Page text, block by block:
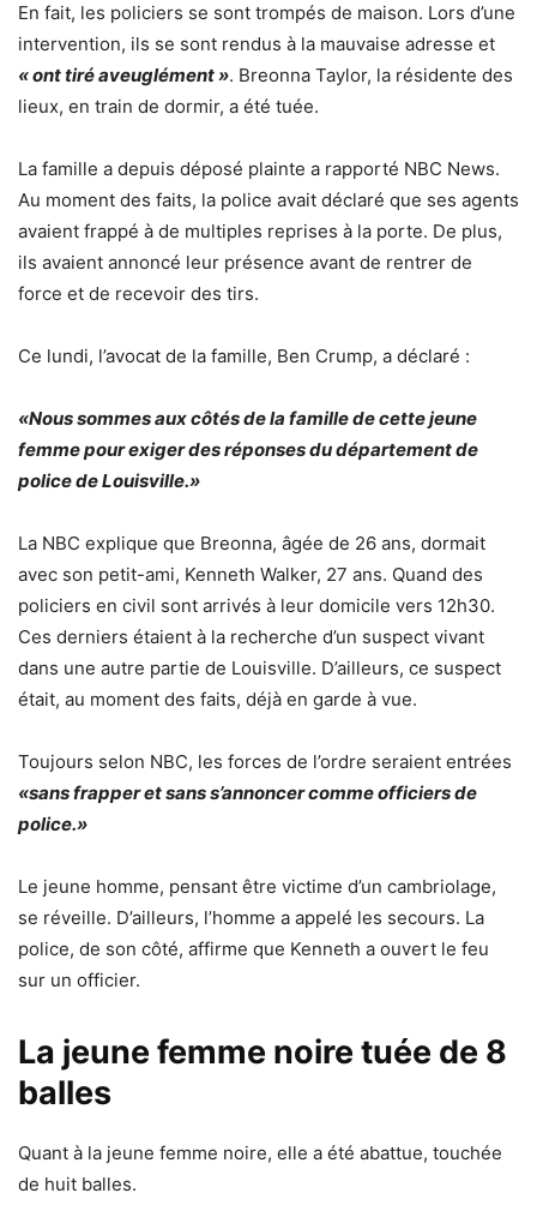
En fait, les policiers se sont trompés de maison. Lors d’une
intervention, ils se sont rendus à la mauvaise adresse et
« ont tiré aveuglément ». Breonna Taylor, la résidente des
lieux, en train de dormir, a été tuée.
La famille a depuis déposé plainte a rapporté NBC News.
Au moment des faits, la police avait déclaré que ses agents
avaient frappé à de multiples reprises à la porte. De plus,
ils avaient annoncé leur présence avant de rentrer de
force et de recevoir des tirs.
Ce lundi, l’avocat de la famille, Ben Crump, a déclaré :
«Nous sommes aux côtés de la famille de cette jeune
femme pour exiger des réponses du département de
police de Louisville.»
La NBC explique que Breonna, âgée de 26 ans, dormait
avec son petit-ami, Kenneth Walker, 27 ans. Quand des
policiers en civil sont arrivés à leur domicile vers 12h30.
Ces derniers étaient à la recherche d’un suspect vivant
dans une autre partie de Louisville. D’ailleurs, ce suspect
était, au moment des faits, déjà en garde à vue.
Toujours selon NBC, les forces de l’ordre seraient entrées
«sans frapper et sans s’annoncer comme officiers de
police.»
Le jeune homme, pensant être victime d’un cambriolage,
se réveille. D’ailleurs, l’homme a appelé les secours. La
police, de son côté, affirme que Kenneth a ouvert le feu
sur un officier.
La jeune femme noire tuée de 8
balles
Quant à la jeune femme noire, elle a été abattue, touchée
de huit balles.